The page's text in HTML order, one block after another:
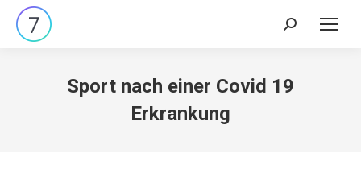
Search:
Sport nach einer Covid 19
Erkrankung